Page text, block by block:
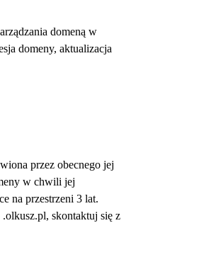
domeną w
domeny, aktualizacja
przez obecnego jej
w chwili jej
na przestrzeni 3 lat.
skontaktuj się z